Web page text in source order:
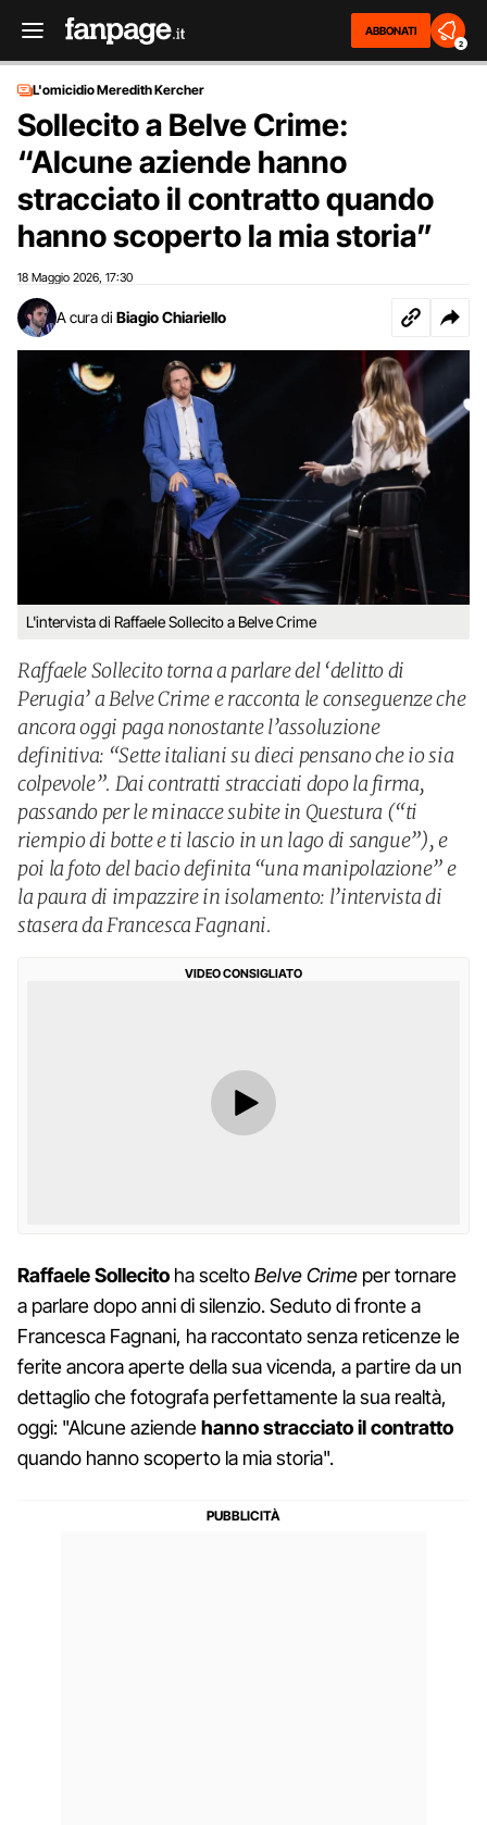
ABBONATI
2
L'omicidio Meredith Kercher
Sollecito a Belve Crime:
“Alcune aziende hanno
stracciato il contratto quando
hanno scoperto la mia storia”
18 Maggio 2026 17:30
A cura di Biagio Chiariello
L'intervista di Raffaele Sollecito a Belve Crime
Raffaele Sollecito torna a parlare del ‘delitto di
Perugia’ a Belve Crime e racconta le conseguenze che
ancora oggi paga nonostante l’assoluzione
definitiva: “Sette italiani su dieci pensano che io sia
colpevole”. Dai contratti stracciati dopo la firma,
passando per le minacce subite in Questura (“ti
riempio di botte e ti lascio in un lago di sangue”), e
poi la foto del bacio definita “una manipolazione” e
la paura di impazzire in isolamento: l’intervista di
stasera da Francesca Fagnani.
VIDEO CONSIGLIATO
Raffaele Sollecito ha sceltoBelve Crimeper tornare
a parlare dopo anni di silenzio. Seduto di fronte a
Francesca Fagnani, ha raccontato senza reticenze le
ferite ancora aperte della sua vicenda, a partire da un
dettaglio che fotografa perfettamente la sua realtà,
oggi: "Alcune aziendehanno stracciato il contratto
quando hanno scoperto la mia storia".